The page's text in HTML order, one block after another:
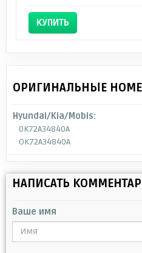
КУПИТЬ
ОРИГИНАЛЬНЫЕ
Hyundai/Kia/Mobis:
0K72A34840A
OK72A34840A
НАПИСАТЬ
Ваше имя